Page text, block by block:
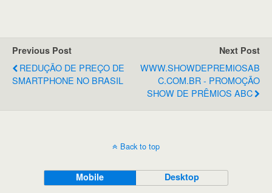
Previous Post
REDUÇÃO DE PREÇO DE
SMARTPHONE NO BRASIL
Next Post
WWW.SHOWDEPREMIOSAB
C.COM.BR - PROMOÇÃO
SHOW DE PRÊMIOS ABC
Back to top
Mobile Desktop